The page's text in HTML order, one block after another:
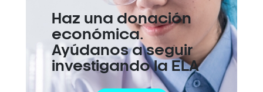
Haz una donación
económica.
Ayúdanos a seguir
investigando la ELA